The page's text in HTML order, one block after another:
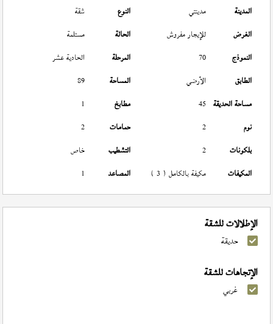
المدينة مدينتي النوع
شقة
الغرض
للإيجار مفروش الحالة
مستلمة
النموذج
70 المرحلة
الحادية عشر
الطابق
الأرضي المساحة
89
مساحة الحديقة 45 مطابخ
1
نوم
2 حمامات
2
بلكونات
2 التشطيب
خاص
المكيفات
مكيفة بالكامل ( 3 ) المصاعد 1
الإطلالات للشقة
حديقة
الإتجاهات للشقة
غربي